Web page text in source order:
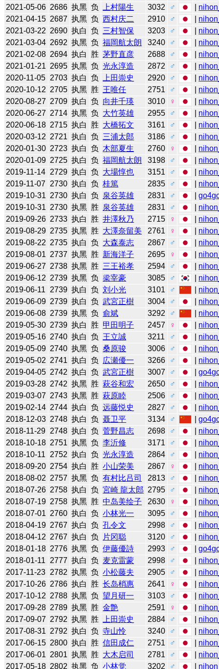
2021-05-06 2686 执黑 负 上村陽生 3032 ♂
2021-04-15 2687 执黑 负 西村庆二 2910 ♂
2021-03-22 2690 执白 负 三村智保 3203 ♂
2021-03-04 2692 执黑 负 福岡航太朗 3240 ♂
2021-02-08 2694 执白 胜 茅野直彦 2688 ♂
2021-01-21 2695 执黑 负 光永淳造 2872 ♂
2020-11-05 2703 执白 负 上田崇史 2920 ♂
2020-10-12 2705 执黑 胜 王唯任 2751 ♂
2020-08-27 2709 执白 负 向井千瑛 3010 ♀
2020-06-27 2714 执黑 负 大竹英雄 2955 ♂
2020-06-18 2715 执白 胜 大橋拓文 3161 ♂
2020-03-12 2721 执白 负 三浦太郎 3186 ♂
2020-01-30 2723 执白 负 木部夏生 2760 ♀
2020-01-09 2725 执白 负 福岡航太朗 3198 ♂
2019-11-14 2729 执白 负 大場惇也 3151 ♂
2019-11-07
2730 执白 负 桂篤 2835 ♂
2019-10-31 2730 执白 负 泉谷英雄 2831 ♂ |
2019-10-31 2730 执黑 胜 泉谷英雄 2831 ♂
2019-09-26 2733 执白 胜 井澤秋乃 2715 ♀
2019-08-29 2735 执黑 胜 大澤奈留美 2761 ♀
2019-08-22 2735 执白 负 大森泰志 2867 ♂
2019-08-01 2737 执黑 胜 新海洋子 2695 ♀
2019-06-27 2738 执黑 胜 三王裕孝 2594 ♂
2019-06-12 2739 执黑 负 梁宰豪 3085 ♂
2019-06-11
2739 执白 负 刘小光 3101 ♂
2019-06-09 2739 执白 负 武宮正樹 3004 ♂
2019-06-08 2739 执黑 负 俞斌 3292 ♂
2019-05-30 2739 执白 胜 甲田明子 2457 ♀
2019-05-16 2740 执白 负 王立誠 3211 ♂
2019-05-09 2740 执黑 负 桑原骏 3006 ♂
2019-05-02 2741 执白 负 広瀬優一 3266 ♂
2019-04-05 2742 执白 负 武宮正樹 3007 ♂ |
2019-03-28 2742 执黑 胜 萩谷和宏 2650 ♂
2019-03-07 2743 执黑 胜 萩原睦 2506 ♂
2019-02-14 2744 执白 负 远藤悦史 2827 ♂
2018-12-03 2748 执白 负 聂卫平 3134 ♂ |
2018-11-29 2748 执白 负 菅野昌志 2698 ♂
2018-10-18 2751 执黑 负 李沂修 3171 ♂
2018-10-11
2752 执白 负 光永淳造 2864 ♂
2018-09-20 2754 执白 胜 小山荣美 2867 ♀
2018-08-02 2757 执黑 负 有村比吕司 2813 ♂
2018-07-26 2758 执白 负 宮崎 龍太郎 2795 ♂
2018-07-19 2758 执黑 胜 中岛美绘子 2630 ♀
2018-07-01 2760 执白 负 小林光一 3095 ♂
2018-04-19 2767 执白 负 孔令文 2998 ♂
2018-04-12 2767 执白 负 片冈聪 3120 ♂
2018-01-18 2776 执黑 负 伊藤優詩 2993 ♂ |
2018-01-11
2777 执白 负 麦克雷蒙 2998 ♂
2017-11-23 2782 执黑 负 小松藤夫 2905 ♂
2017-10-26 2786 执白 胜 长岛梢惠 2641 ♀
2017-10-12 2788 执黑 负 望月研一 3103 ♂
2017-09-28 2789 执黑 胜 金艶 2591 ♀
2017-09-07 2792 执黑 胜 上田崇史 2884 ♂
2017-08-31 2792 执白 负 寺山怜 3240 ♂
2017-06-15 2800 执白 胜 信田成仁 2751 ♂
2017-06-01 2801 执黑 胜 大木启司 2781 ♂
2017-05-18 2802 执黑 负 小林觉 3202 ♂